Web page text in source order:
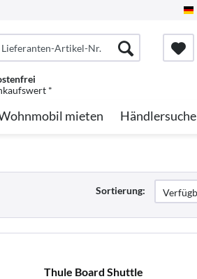
*
mieten Händlersuche
Sortierung:
Thule Board Shuttle